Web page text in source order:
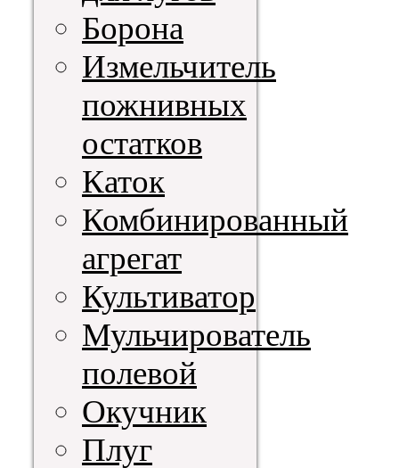
Борона
Измельчитель
пожнивных
остатков
Каток
Комбинированный
агрегат
Культиватор
Мульчирователь
полевой
Окучник
Плуг